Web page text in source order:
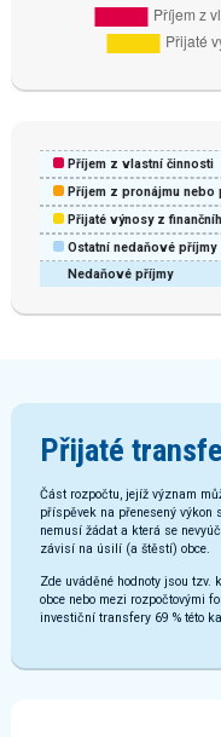
Nedaňové příjmy
Příjem z vlastní činnosti
Příjem z pronájmu nebo
Přijaté výnosy z
Ostatní nedaňové příjmy
Přijaté
Část rozpočtu, jejíž význam
příspěvek na přenesený výkon
nemusí žádat a která se
závisí na úsilí (a štěstí) obce.
Zde uváděné hodnoty jsou tzv.
obce nebo mezi rozpočtovými
investiční transfery 69 % této